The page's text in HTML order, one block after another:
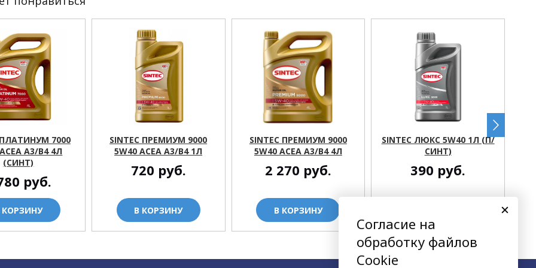
ПЛАТИНУМ 7000
A3/B4 4Л
(СИНТ)
руб.
КОРЗИНУ
SINTEC ПРЕМИУМ 9000
5W40 ACEA A3/B4 1Л
720 руб.
В КОРЗИНУ
SINTEC ПРЕМИУМ 9000
5W40 ACEA A3/B4 4Л
2 270 руб.
В КОРЗИНУ
SINTEC ЛЮКС 5W40 1Л (П/
СИНТ)
390 руб.
Согласие на
обработку файлов
Cookie